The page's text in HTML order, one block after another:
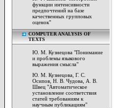
функции интенсивности
предпочтений на базе
качественных групповых
оценок"
COMPUTER ANALYSIS OF
TEXTS
Ю. М. Кузнецова "Понимание
и проблемы языкового
выражения смысла"
Ю. М. Кузнецова, Г. С.
Осипов, Н. В. Чудова, А. В.
Швец "Автоматическое
установление соответствия
статей требованиям к
научным публикациям"